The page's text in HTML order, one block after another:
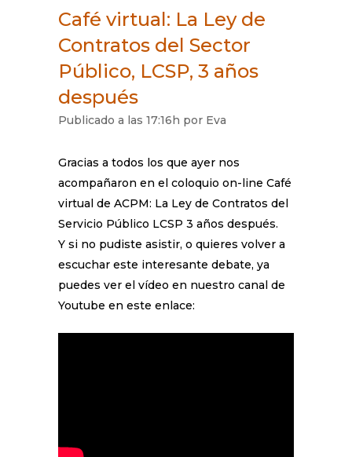
Café virtual: La Ley de
Contratos del Sector
Público, LCSP, 3 años
después
Publicado a las 17:16h por Eva
Gracias a todos los que ayer nos
acompañaron en el coloquio on-line Café
virtual de ACPM: La Ley de Contratos del
Servicio Público LCSP 3 años después.
Y si no pudiste asistir, o quieres volver a
escuchar este interesante debate, ya
puedes ver el vídeo en nuestro canal de
Youtube en este enlace: